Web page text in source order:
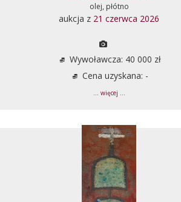
olej, płótno
aukcja z 21 czerwca 2026
Wywoławcza: 40 000 zł
Cena uzyskana: -
... więcej ...